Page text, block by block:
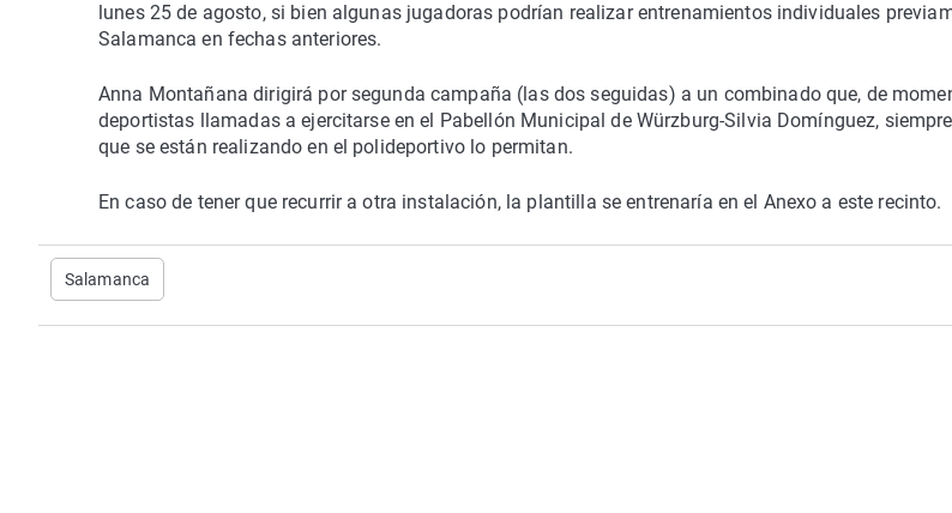
lunes 25 de agosto, si bien algunas jugadoras podrían realizar entrenamientos individuales
Salamanca en fechas anteriores.
Anna Montañana dirigirá por segunda campaña (las dos seguidas) a un combinado que, de
deportistas llamadas a ejercitarse en el Pabellón Municipal de Würzburg-Silvia Domínguez,
que se están realizando en el polideportivo lo permitan.
En caso de tener que recurrir a otra instalación, la plantilla se entrenaría en el Anexo a este recinto.
Salamanca